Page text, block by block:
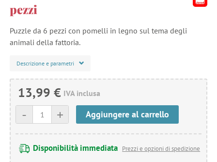
pezzi
Puzzle da 6 pezzi con pomelli in legno sul tema degli
animali della fattoria.
Descrizione e parametri
13,99 € IVA inclusa
+
- Aggiungere al carrello
Disponibilità immediata Prezzi e opzioni di spedizione